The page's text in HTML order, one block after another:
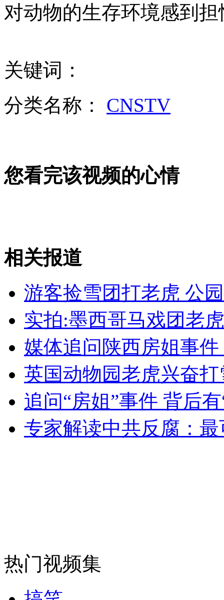
山西运城恶犬咬伤多人 警民合力深夜将其击毙
走！跟着总书记去植树
消防员救轻生者 花炮节热闹非凡 减压"枕头大战"
司机酒驾遇交警 急速倒车逃窜
对动物的生存环境感到担
关键词：
分类名称： CNSTV
您看完该视频的心情
相关报道
游客捡雪团打老虎 公
实拍:墨西哥马戏团老
媒体追问陕西房姐事
英国动物园老虎兴奋打
追问“房姐”事件 背后
专家解读中共反腐：
热门视频集